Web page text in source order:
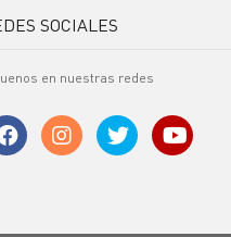
SOCIALES
en nuestras redes